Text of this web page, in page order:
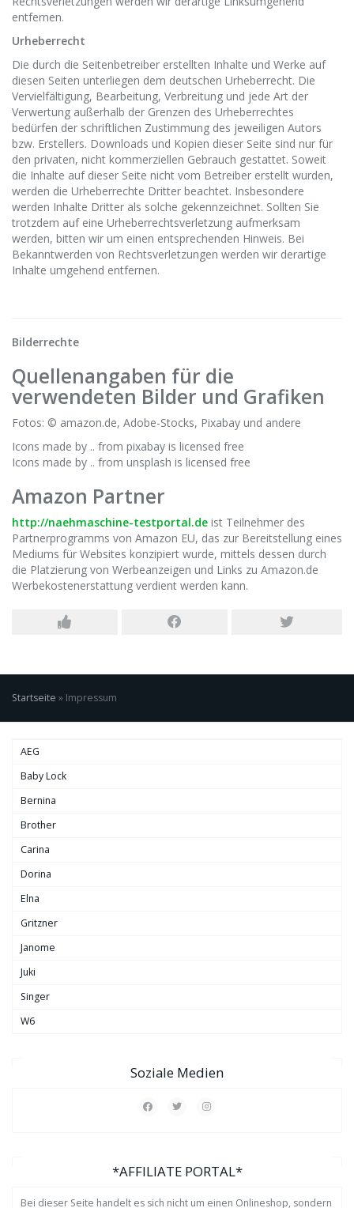
entfernen.
Urheberrecht
Die durch die Seitenbetreiber erstellten Inhalte und Werke auf
diesen Seiten unterliegen dem deutschen Urheberrecht. Die
Vervielfältigung, Bearbeitung, Verbreitung und jede Art der
Verwertung außerhalb der Grenzen des Urheberrechtes
bedürfen der schriftlichen Zustimmung des jeweiligen Autors
bzw. Erstellers. Downloads und Kopien dieser Seite sind nur für
den privaten, nicht kommerziellen Gebrauch gestattet. Soweit
die Inhalte auf dieser Seite nicht vom Betreiber erstellt wurden,
werden die Urheberrechte Dritter beachtet. Insbesondere
werden Inhalte Dritter als solche gekennzeichnet. Sollten Sie
trotzdem auf eine Urheberrechtsverletzung aufmerksam
werden, bitten wir um einen entsprechenden Hinweis. Bei
Bekanntwerden von Rechtsverletzungen werden wir derartige
Inhalte umgehend entfernen.
Bilderrechte
Quellenangaben für die
verwendeten Bilder und Grafiken
Fotos: © amazon.de, Adobe-Stocks, Pixabay und andere
Icons made by .. from pixabay is licensed free
Icons made by .. from unsplash is licensed free
Amazon Partner
http://naehmaschine-testportal.de ist Teilnehmer des
Partnerprogramms von Amazon EU, das zur Bereitstellung eines
Mediums für Websites konzipiert wurde, mittels dessen durch
die Platzierung von Werbeanzeigen und Links zu Amazon.de
Werbekostenerstattung verdient werden kann.
Startseite » Impressum
AEG
Baby Lock
Bernina
Brother
Carina
Dorina
Elna
Gritzner
Janome
Juki
Singer
W6
Soziale Medien
*AFFILIATE PORTAL*
Bei dieser Seite handelt es sich nicht um einen Onlineshop, sondern